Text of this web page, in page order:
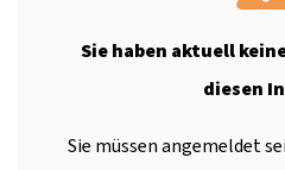
Sie haben aktuell
diesen
Sie müssen angemeldet